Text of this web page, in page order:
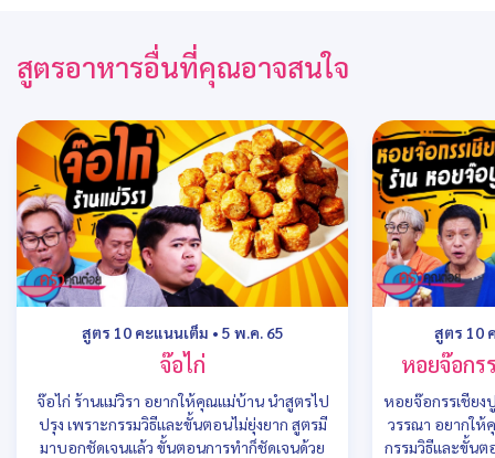
สูตรอาหารอื่นที่คุณอาจสนใจ
สูตร 10 คะแนนเต็ม • 5 พ.ค. 65
จ๊อไก่
จ๊อไก่ ร้านแม่วิรา อยากให้คุณแม่บ้าน นำสูตรไป
ปรุง เพราะกรรมวิธีและขั้นตอนไม่ยุ่งยาก สูตรมี
มาบอกชัดเจนแล้ว ขั้นตอนการทำก็ชัดเจนด้วย
สูตร 10
หอยจ๊อกร
หอยจ๊อกรรเชีย
วรรณา อยากให้
กรรมวิธีและขั้นต